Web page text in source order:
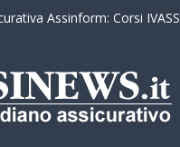
Assinform: Corsi IVASS